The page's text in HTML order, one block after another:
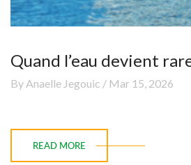
Quand l’eau devient
By Anaelle Jegouic / Mar 15, 2026
READ MORE